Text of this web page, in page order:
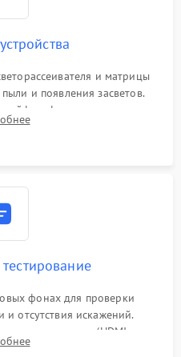
и матрицы
и появления засветов.
фиксация плат и
корпуса монитора.
фонах для проверки
и отсутствия искажений.
всех портов (HDMI,
под нагрузкой в